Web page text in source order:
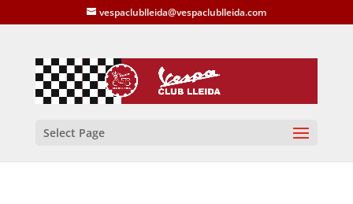
vespaclublleida@vespaclublleida.com
Select Page